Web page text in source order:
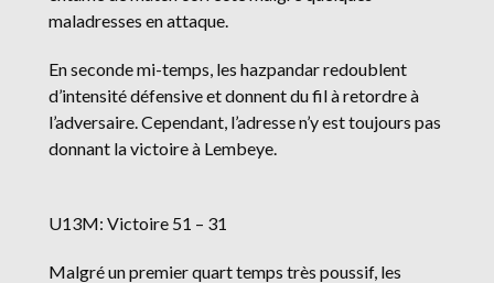
maladresses en attaque.
En seconde mi-temps, les hazpandar redoublent
d’intensité défensive et donnent du fil à retordre à
l’adversaire. Cependant, l’adresse n’y est toujours pas
donnant la victoire à Lembeye.
U13M: Victoire 51 – 31
Malgré un premier quart temps très poussif, les